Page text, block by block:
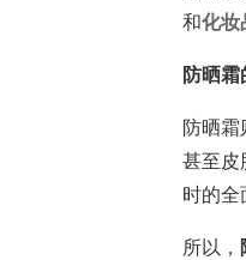
和化妆
防晒
防晒
甚至皮
时的全
所以，